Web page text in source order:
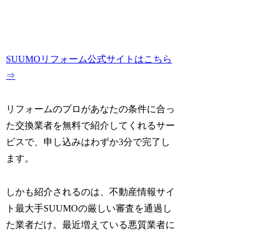
SUUMOリフォーム公式サイトはこちら
⇒
リフォームのプロがあなたの条件に合っ
た交換業者を無料で紹介してくれるサー
ビスで、申し込みはわずか3分で完了し
ます。
しかも紹介されるのは、不動産情報サイ
ト最大手SUUMOの厳しい審査を通過し
た業者だけ。最近増えている悪質業者に